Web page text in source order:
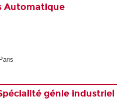
Automatique
génie industriel